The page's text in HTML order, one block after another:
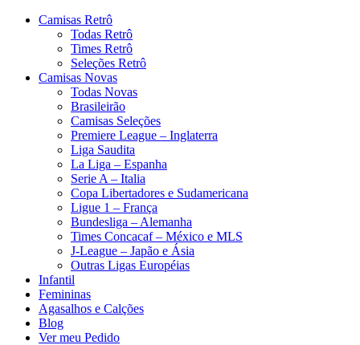
Camisas Retrô
Todas Retrô
Times Retrô
Seleções Retrô
Camisas Novas
Todas Novas
Brasileirão
Camisas Seleções
Premiere League – Inglaterra
Liga Saudita
La Liga – Espanha
Serie A – Italia
Copa Libertadores e Sudamericana
Ligue 1 – França
Bundesliga – Alemanha
Times Concacaf – México e MLS
J-League – Japão e Ásia
Outras Ligas Européias
Infantil
Femininas
Agasalhos e Calções
Blog
Ver meu Pedido